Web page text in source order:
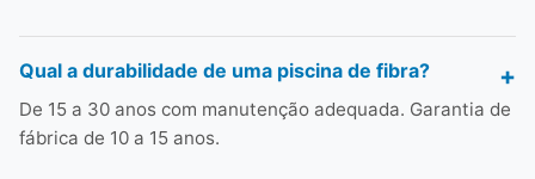
Qual a durabilidade de uma piscina de fibra?
De 15 a 30 anos com manutenção adequada. Garantia de
fábrica de 10 a 15 anos.